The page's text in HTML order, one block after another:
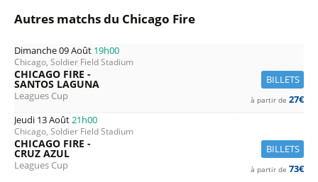
Autres matchs du Chicago Fire
Dimanche 09 Août 19h00
Chicago, Soldier Field Stadium
BILLETS
CHICAGO FIRE -
SANTOS LAGUNA
Leagues Cup à partir de 27€
Jeudi 13 Août21h00
Chicago, Soldier Field Stadium
BILLETS
CHICAGO FIRE -
CRUZ AZUL
Leagues Cup à partir de 73€